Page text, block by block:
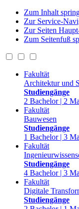
Zum Inhalt
Zur Service-
Zur Seiten
Zum Seitenfuß
Fakultät
Architektur und
Studiengänge
2 Bachelor | 2
Fakultät
Bauwesen
Studiengänge
1 Bachelor | 3
Fakultät
Studiengänge
4 Bachelor | 3
Fakultät
Digitale
Studiengänge